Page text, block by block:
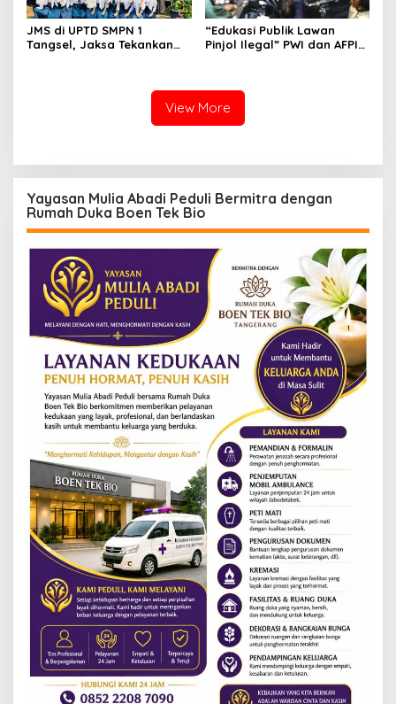
JMS di UPTD SMPN 1
Tangsel, Jaksa Tekankan
“Edukasi Publik Lawan
Pinjol Ilegal” PWI dan AFPI
View More
Yayasan Mulia Abadi Peduli Bermitra dengan
Rumah Duka Boen Tek Bio